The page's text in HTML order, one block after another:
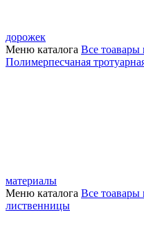
дорожек
Меню каталога Все тоавары
Полимерпесчаная
материалы
Меню каталога Все тоавары
лиственницы